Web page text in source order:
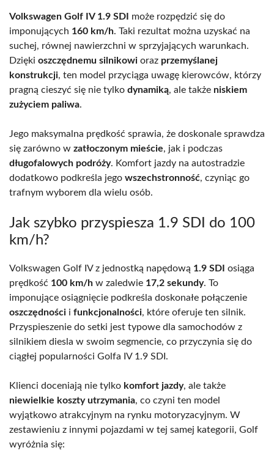
Volkswagen Golf IV 1.9 SDI
może rozpędzić się do
imponujących 160 km/h. Taki rezultat można uzyskać na
suchej, równej nawierzchni w sprzyjających warunkach.
Dzięki oszczędnemu silnikowi oraz przemyślanej
konstrukcji, ten model przyciąga uwagę kierowców, którzy
pragną cieszyć się nie tylko dynamiką, ale także niskiem
zużyciem paliwa.
Jego maksymalna prędkość sprawia, że doskonale sprawdza
się zarówno w zatłoczonym mieście, jak i podczas
długofalowych podróży. Komfort jazdy na autostradzie
dodatkowo podkreśla jego wszechstronność, czyniąc go
trafnym wyborem dla wielu osób.
Jak szybko przyspiesza 1.9 SDI do 100
km/h?
Volkswagen Golf IV z jednostką napędową 1.9 SDI osiąga
prędkość 100 km/h w zaledwie 17,2 sekundy. To
imponujące osiągnięcie podkreśla doskonałe połączenie
oszczędności i funkcjonalności, które oferuje ten silnik.
Przyspieszenie do setki jest typowe dla samochodów z
silnikiem diesla w swoim segmencie, co przyczynia się do
ciągłej popularności Golfa IV 1.9 SDI.
Klienci doceniają nie tylko komfort jazdy, ale także
niewielkie koszty utrzymania, co czyni ten model
wyjątkowo atrakcyjnym na rynku motoryzacyjnym. W
zestawieniu z innymi pojazdami w tej samej kategorii, Golf
wyróżnia się: